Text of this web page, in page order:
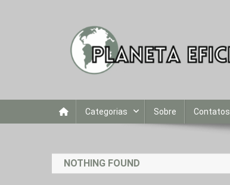
Categorias Sobre Contatos
NOTHING FOUND